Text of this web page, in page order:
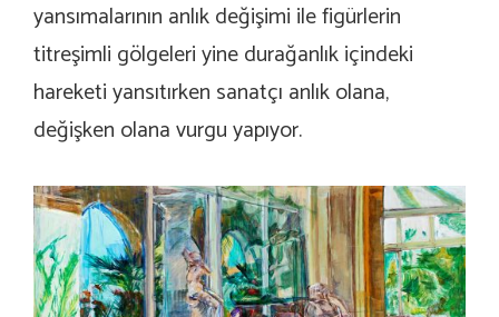
yansımalarının anlık değişimi ile figürlerin
titreşimli gölgeleri yine durağanlık içindeki
hareketi yansıtırken sanatçı anlık olana,
değişken olana vurgu yapıyor.